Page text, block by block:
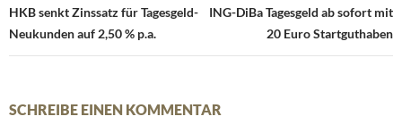
Navigation
HKB senkt Zinssatz für Tagesgeld-
Neukunden auf 2,50 % p.a.
ING-DiBa Tagesgeld ab sofort mit
20 Euro Startguthaben
SCHREIBE EINEN KOMMENTAR